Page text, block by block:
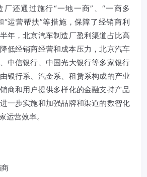
厂还通过施行“一地一商”、“一商多
“运营帮扶”等措施，保障了经销商利
年，北京汽车制造厂盈利渠道占比高
低经销商经营和成本压力，北京汽车
中信银行、中国光大银行等多家银行
银行系、汽金系、租赁系构成的产业
商和用户提供多样化的金融支持产品
一步实施和加强品牌和渠道的数智化
运营效率。